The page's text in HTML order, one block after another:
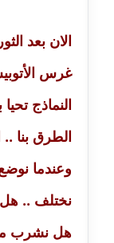
مدونة خولة
عاملة
مدونة داليا
موقوف
مدونة داليا
عاملة
مدونة داليا
الان بعد
غرس
النماذج
الطرق بنا
وعندما
نختلف .. هل
هل نشرب من